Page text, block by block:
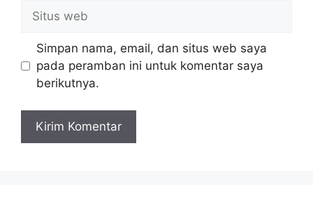
Situs
web
Simpan nama, email, dan situs web saya
pada peramban ini untuk komentar saya
berikutnya.